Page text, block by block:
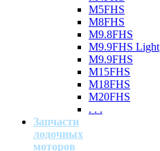
M5FHS
M8FHS
M9.8FHS
M9.9FHS Light
M9.9FHS
M15FHS
M18FHS
M20FHS
. . .
Запчасти
лодочных
моторов